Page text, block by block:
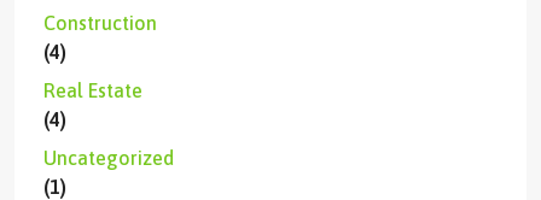
Construction
(4)
Real Estate
(4)
Uncategorized
(1)